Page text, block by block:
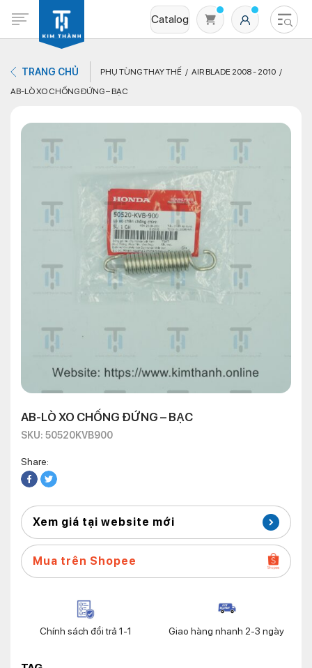
Catalog
Không có sản phẩm nào trong giỏ hàng
TRANG CHỦ PHỤ TÙNG THAY THẾ
AIR BLADE 2008 - 2010
AB-LÒ XO CHỐNG ĐỨNG – BẠC
AB-LÒ XO CHỐNG ĐỨNG – BẠC
SKU: 50520KVB900
Share:
Xem giá tại website mới
Mua trên Shopee
Chính sách đổi trả 1-1 Giao hàng nhanh 2-3 ngày